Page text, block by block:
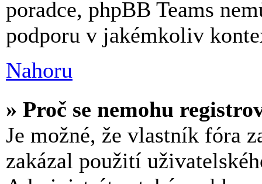
poradce, phpBB Teams
podporu v jakémkoliv
Nahoru
» Proč se nemohu
Je možné, že vlastník fóra
zakázal použití